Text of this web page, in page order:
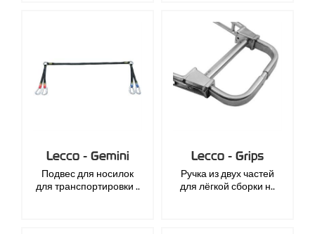
Lecco - Gemini
Подвес для носилок
для транспортировки ..
Lecco - Grips
Ручка из двух частей
для лёгкой сборки н..